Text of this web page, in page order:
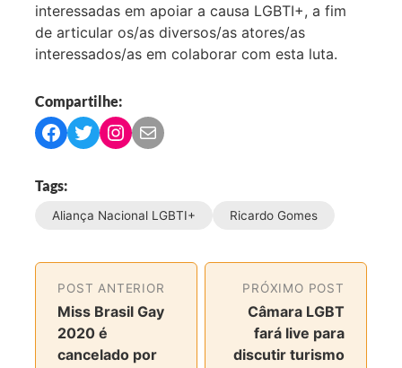
interessadas em apoiar a causa LGBTI+, a fim
de articular os/as diversos/as atores/as
interessados/as em colaborar com esta luta.
Compartilhe:
C
p
a
t
i
l
h
a
C
a
t
l
h
a
C
a
t
i
l
a
C
a
t
i
l
h
Tags:
Aliança Nacional LGBTI+ Ricardo Gomes
POST ANTERIOR
Miss Brasil Gay
2020 é
cancelado por
PRÓXIMO POST
Câmara LGBT
fará live para
discutir turismo